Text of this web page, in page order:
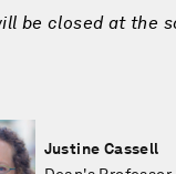
be closed at the
Justine Cassell